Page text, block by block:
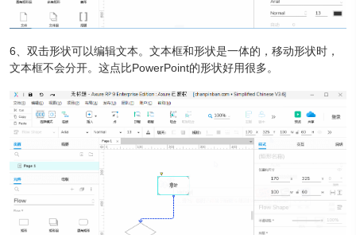
6、双击形状可以编辑文本。文本框和形状是一体的，移动形状时，
文本框不会分开。这点比PowerPoint的形状好用很多。